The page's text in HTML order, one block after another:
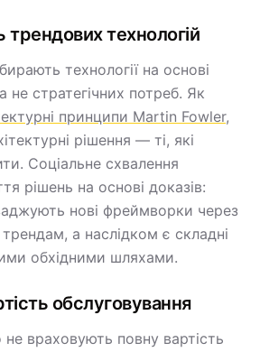
трендових технологій
технології на основі
не стратегічних потреб. Як
принципи Martin Fowler,
рішення — ті, які
Соціальне схвалення
рішень на основі доказів:
нові фреймворки через
трендам, а наслідком є складні
обхідними шляхами.
обслуговування
не враховують повну вартість